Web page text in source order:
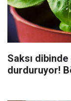
Saksı
durduruyor!